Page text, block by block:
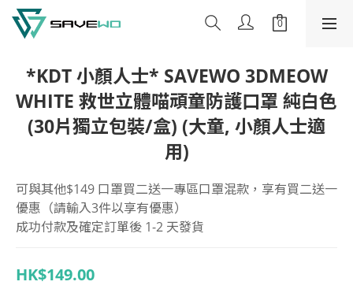
*KDT 小顏人士* SAVEWO 3DMEOW
WHITE 救世立體喵頑童防護口罩 純白色
(30片獨立包裝/盒) (大童, 小顏人士適
用)
可與其他$149 口罩買二送一專區口罩混款，享有買二送一
優惠（請輸入3件以享有優惠）
成功付款及確定訂單後 1-2 天發貨
HK$149.00